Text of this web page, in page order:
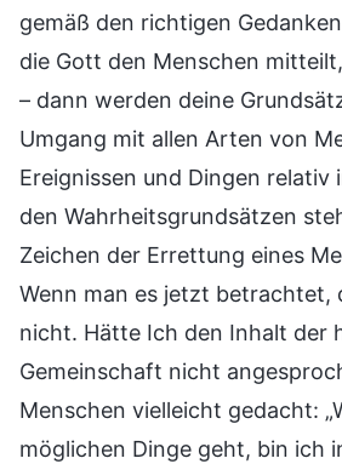
gemäß den richtigen
die Gott den Menschen
– dann werden deine
Umgang mit allen Arten von
Ereignissen und Dingen relativ
den Wahrheitsgrundsätzen
Zeichen der Errettung eines
Wenn man es jetzt betrachtet,
nicht. Hätte Ich den Inhalt der
Gemeinschaft nicht
Menschen vielleicht gedacht:
möglichen Dinge geht, bin ich